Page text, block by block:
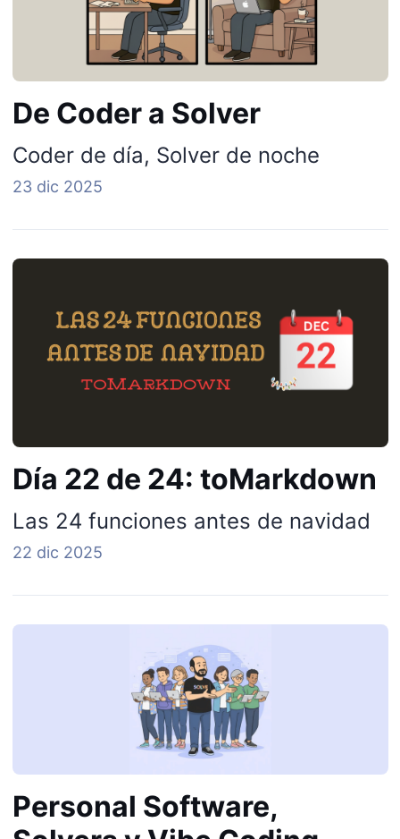
De Coder a Solver
Coder de día, Solver de noche
23 dic 2025
Día 22 de 24: toMarkdown
Las 24 funciones antes de navidad
22 dic 2025
Personal Software,